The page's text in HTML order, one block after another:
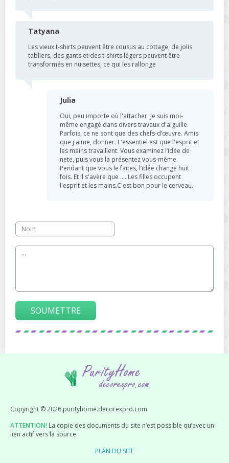
Tatyana
Les vieux t-shirts peuvent être cousus au cottage, de jolis
tabliers, des gants et des t-shirts légers peuvent être
transformés en nuisettes, ce qui les rallonge
Julia
Oui, peu importe où l'attacher. Je suis moi-
même engagé dans divers travaux d'aiguille.
Parfois, ce ne sont que des chefs-d’œuvre. Amis
que j'aime, donner. L'essentiel est que l'esprit et
les mains travaillent. Vous examinez l’idée de
nete, puis vous la présentez vous-même.
Pendant que vous le faites, l’idée change huit
fois. Et il s'avère que .... Les filles occupent
l'esprit et les mains.C'est bon pour le cerveau.
SOUMETTRE
Copyright © 2026 purityhome.decorexpro.com
ATTENTION! La copie des documents du site n’est possible qu’avec un
lien actif vers la source.
PLAN DU SITE